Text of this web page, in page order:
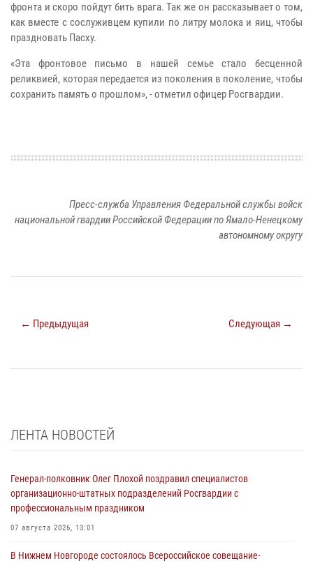
фронта и скоро пойдут бить врага. Так же он рассказывает о том,
как вместе с сослуживцем купили по литру молока и яиц, чтобы
праздновать Пасху.
«Эта фронтовое письмо в нашей семье стало бесценной
реликвией, которая передается из поколения в поколение, чтобы
сохранить память о прошлом», - отметил офицер Росгвардии.
Пресс-служба Управления Федеральной службы войск
национальной гвардии Российской Федерации по Ямало-Ненецкому
автономному округу
← Предыдущая Следующая →
ЛЕНТА НОВОСТЕЙ
Генерал-полковник Олег Плохой поздравил специалистов
организационно-штатных подразделений Росгвардии с
профессиональным праздником
07 августа 2026, 13:01
В Нижнем Новгороде состоялось Всероссийское совещание-